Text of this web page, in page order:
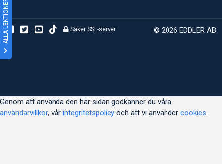
ALLA LEKTIONER © 2026 EDDLER AB
Säker SSL-server
Genom att använda den här sidan godkänner du våra
användarvillkor, vår integritetspolicy och att vi använder cookies.